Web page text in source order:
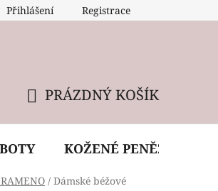
Reklamační podmínky
Přihlášení Registrace
KOŠÍK
PRÁZDNÝ KOŠÍK
KOŽENÉ PENĚŽENKY
/ Dámské béžové